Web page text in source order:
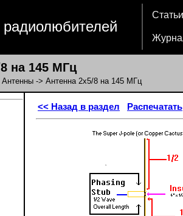
Статьи
на 145 МГц
Антенны -> Антенна 2х5/8 на 145 МГц
<< Назад в раздел Распечатать